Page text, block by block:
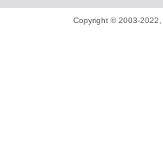
Copyright © 2003-2022,